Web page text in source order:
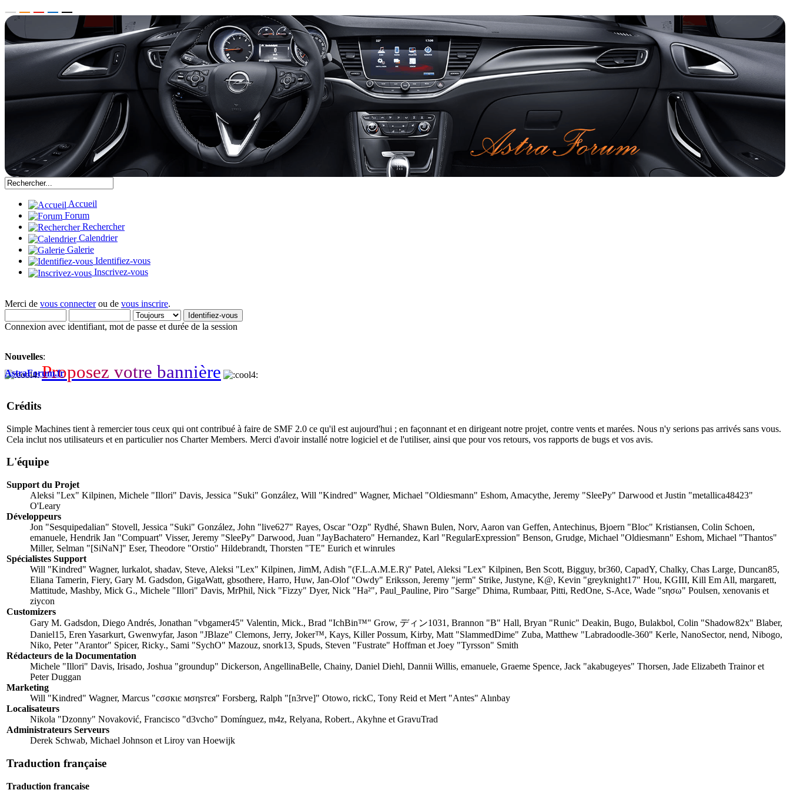
Accueil
Forum
Rechercher
Calendrier
Galerie
Identifiez-vous
Inscrivez-vous
Merci de vous connecterou de vous inscrire.
Connexion avec identifiant, mot de passe et durée de la session
Nouvelles:
Proposez votre bannière
AstraForum.fr
Crédits
Simple Machines tient à remercier tous ceux qui ont contribué à faire de SMF 2.0 ce qu'il est aujourd'hui ; en façonnant et en dirigeant notre projet, contre vents et marées. Nous n'y serions pas arrivés sans vous.
Cela inclut nos utilisateurs et en particulier nos Charter Members. Merci d'avoir installé notre logiciel et de l'utiliser, ainsi que pour vos retours, vos rapports de bugs et vos avis.
L'équipe
Support du Projet
Aleksi "Lex" Kilpinen, Michele "Illori" Davis, Jessica "Suki" González, Will "Kindred" Wagner, Michael "Oldiesmann" Eshom, Amacythe, Jeremy "SleePy" Darwood et Justin "metallica48423"
O'Leary
Développeurs
Jon "Sesquipedalian" Stovell, Jessica "Suki" González, John "live627" Rayes, Oscar "Ozp" Rydhé, Shawn Bulen, Norv, Aaron van Geffen, Antechinus, Bjoern "Bloc" Kristiansen, Colin Schoen,
emanuele, Hendrik Jan "Compuart" Visser, Jeremy "SleePy" Darwood, Juan "JayBachatero" Hernandez, Karl "RegularExpression" Benson, Grudge, Michael "Oldiesmann" Eshom, Michael "Thantos"
Miller, Selman "[SiNaN]" Eser, Theodore "Orstio" Hildebrandt, Thorsten "TE" Eurich et winrules
Spécialistes Support
Will "Kindred" Wagner, lurkalot, shadav, Steve, Aleksi "Lex" Kilpinen, JimM, Adish "(F.L.A.M.E.R)" Patel, Aleksi "Lex" Kilpinen, Ben Scott, Bigguy, br360, CapadY, Chalky, Chas Large, Duncan85,
Eliana Tamerin, Fiery, Gary M. Gadsdon, GigaWatt, gbsothere, Harro, Huw, Jan-Olof "Owdy" Eriksson, Jeremy "jerm" Strike, Justyne, K@, Kevin "greyknight17" Hou, KGIII, Kill Em All, margarett,
Mattitude, Mashby, Mick G., Michele "Illori" Davis, MrPhil, Nick "Fizzy" Dyer, Nick "Ha²", Paul_Pauline, Piro "Sarge" Dhima, Rumbaar, Pitti, RedOne, S-Ace, Wade "sησω" Poulsen, xenovanis et
ziycon
Customizers
Gary M. Gadsdon, Diego Andrés, Jonathan "vbgamer45" Valentin, Mick., Brad "IchBin™" Grow, ディン1031, Brannon "B" Hall, Bryan "Runic" Deakin, Bugo, Bulakbol, Colin "Shadow82x" Blaber,
Daniel15, Eren Yasarkurt, Gwenwyfar, Jason "JBlaze" Clemons, Jerry, Joker™, Kays, Killer Possum, Kirby, Matt "SlammedDime" Zuba, Matthew "Labradoodle-360" Kerle, NanoSector, nend, Nibogo,
Niko, Peter "Arantor" Spicer, Ricky., Sami "SychO" Mazouz, snork13, Spuds, Steven "Fustrate" Hoffman et Joey "Tyrsson" Smith
Rédacteurs de la Documentation
Michele "Illori" Davis, Irisado, Joshua "groundup" Dickerson, AngellinaBelle, Chainy, Daniel Diehl, Dannii Willis, emanuele, Graeme Spence, Jack "akabugeyes" Thorsen, Jade Elizabeth Trainor et
Peter Duggan
Marketing
Will "Kindred" Wagner, Marcus "cσσкιє мσηѕтєя" Forsberg, Ralph "[n3rve]" Otowo, rickC, Tony Reid et Mert "Antes" Alınbay
Localisateurs
Nikola "Dzonny" Novaković, Francisco "d3vcho" Domínguez, m4z, Relyana, Robert., Akyhne et GravuTrad
Administrateurs Serveurs
Derek Schwab, Michael Johnson et Liroy van Hoewijk
Traduction française
Traduction française